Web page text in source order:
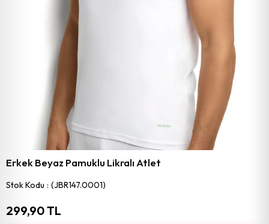
Erkek Beyaz Pamuklu Likralı Atlet
Stok Kodu (JBR147.0001)
299,90 TL